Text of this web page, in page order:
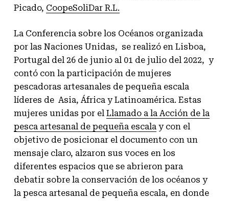
Picado, CoopeSoliDar R.L.
La Conferencia sobre los Océanos organizada
por las Naciones Unidas, se realizó en Lisboa,
Portugal del 26 de junio al 01 de julio del 2022, y
contó con la participación de mujeres
pescadoras artesanales de pequeña escala
líderes de Asia, África y Latinoamérica. Estas
mujeres unidas por el Llamado a la Acción de la
pesca artesanal de pequeña escala y con el
objetivo de posicionar el documento con un
mensaje claro, alzaron sus voces en los
diferentes espacios que se abrieron para
debatir sobre la conservación de los océanos y
la pesca artesanal de pequeña escala, en donde